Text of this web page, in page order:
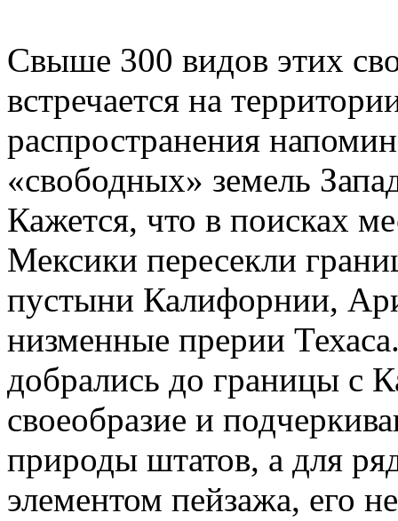
Свыше 300 видов этих
встречается на
распространения
«свободных» земель
Кажется, что в поисках
Мексики пересекли
пустыни Калифорнии,
низменные прерии
добрались до границы с
своеобразие и
природы штатов, а для
элементом пейзажа, его